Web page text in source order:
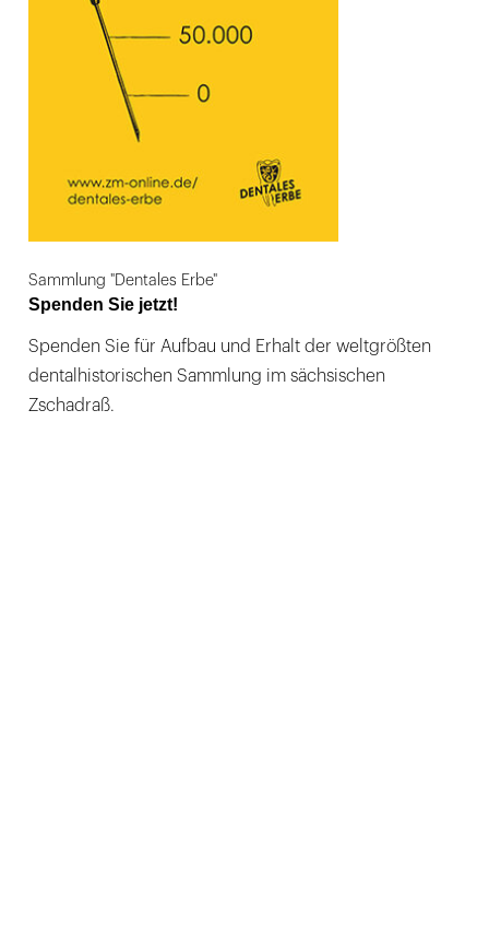
Sammlung "Dentales Erbe"
Spenden Sie jetzt!
Spenden Sie für Aufbau und Erhalt der weltgrößten
dentalhistorischen Sammlung im sächsischen
Zschadraß.